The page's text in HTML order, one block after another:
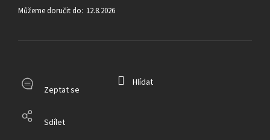
Můžeme doručit do: 12.8.2026
Zeptat se
Hlídat
Sdílet